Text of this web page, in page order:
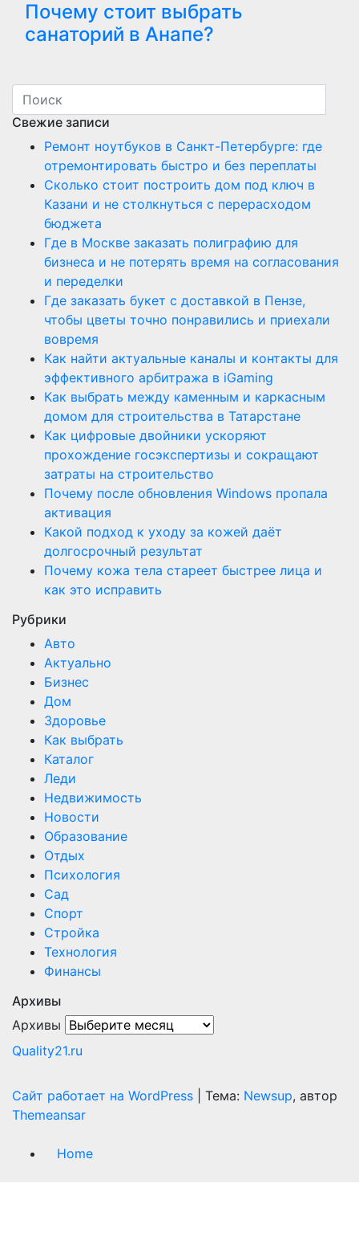
Почему стоит выбрать
санаторий в Анапе?
Свежие записи
Ремонт ноутбуков в Санкт-Петербурге: где
отремонтировать быстро и без переплаты
Сколько стоит построить дом под ключ в
Казани и не столкнуться с перерасходом
бюджета
Где в Москве заказать полиграфию для
бизнеса и не потерять время на согласования
и переделки
Где заказать букет с доставкой в Пензе,
чтобы цветы точно понравились и приехали
вовремя
Как найти актуальные каналы и контакты для
эффективного арбитража в iGaming
Как выбрать между каменным и каркасным
домом для строительства в Татарстане
Как цифровые двойники ускоряют
прохождение госэкспертизы и сокращают
затраты на строительство
Почему после обновления Windows пропала
активация
Какой подход к уходу за кожей даёт
долгосрочный результат
Почему кожа тела стареет быстрее лица и
как это исправить
Рубрики
Авто
Актуально
Бизнес
Дом
Здоровье
Как выбрать
Каталог
Леди
Недвижимость
Новости
Образование
Отдых
Психология
Сад
Спорт
Стройка
Технология
Финансы
Архивы
Архивы
Quality21.ru
Сайт работает на WordPress Тема: Newsup, автор
Themeansar
Home